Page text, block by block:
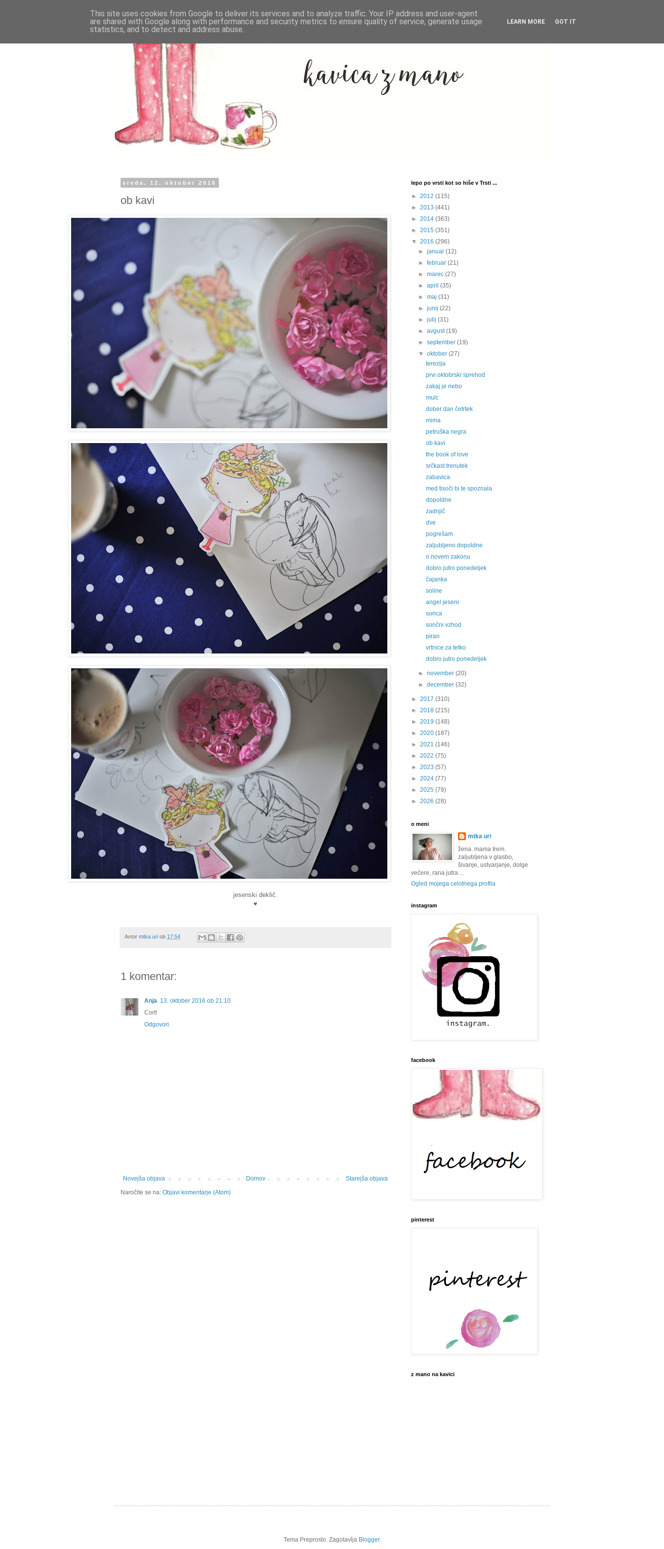
sreda, 12. oktober 2016
ob kavi
jesenski deklič.
♥
Avtor mtka uri ob 17:54
1 komentar:
Anja 13. oktober 2016 ob 21:10
Cort!
Odgovori
Novejša objava Starejša objava
Domov
Naročite se na: Objavi komentarje (Atom)
lepo po vrsti kot so hiše v Trsti ...
► 2012 (115)
► 2013 (441)
► 2014 (363)
► 2015 (351)
▼ 2016 (296)
►januar(12)
►februar(21)
►marec(27)
►april(35)
►maj(31)
►junij(22)
►julij(31)
►avgust(19)
►september(19)
▼oktober(27)
terezija
prvi oktobrski sprehod
zakaj je nebo
mulc
dober dan četrtek
mima
petruška negra
ob kavi
the book of love
srčkast trenutek
zabavica
med tisoči bi te spoznala
dopoldne
zadnjič
dve
pogrešam
zaljubljeno dopoldne
o novem zakonu
dobro jutro ponedeljek
čajanka
soline
angel jeseni
sorica
sončni vzhod
piran
vrtnice za tetko
dobro jutro ponedeljek
►november(20)
►december(32)
► 2017 (310)
► 2018 (215)
► 2019 (148)
► 2020 (187)
► 2021 (146)
► 2022 (75)
► 2023 (57)
► 2024 (77)
► 2025 (79)
► 2026 (28)
o meni
mtka uri
žena. mama trem.
zaljubljena v glasbo,
šivanje, ustvarjanje, dolge
večere, rana jutra ...
Ogled mojega celotnega profila
instagram
facebook
pinterest
z mano na kavici
Tema Preprosto. Zagotavlja Blogger.
This site uses cookies from Google to deliver its services and to analyze traffic. Your IP address and user-agent
are shared with Google along with performance and security metrics to ensure quality of service, generate usage
statistics, and to detect and address abuse.
LEARN MORE GOT IT